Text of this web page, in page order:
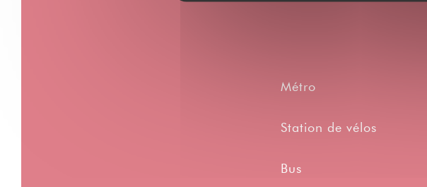
Métro
Station de vélos
Bus